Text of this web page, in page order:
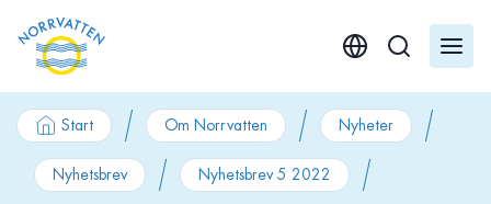
Start Om Norrvatten Nyheter
Nyhetsbrev Nyhetsbrev 5 2022